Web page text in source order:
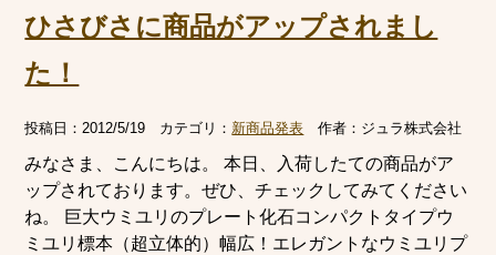
ひさびさに商品がアップされまし
た！
投稿日：2012/5/19 カテゴリ： 新商品発表 作者： ジュラ株式会社
みなさま、こんにちは。 本日、入荷したての商品がア
ップされております。ぜひ、チェックしてみてください
ね。 巨大ウミユリのプレート化石コンパクトタイプウ
ミユリ標本（超立体的）幅広！エレガントなウミユリプ